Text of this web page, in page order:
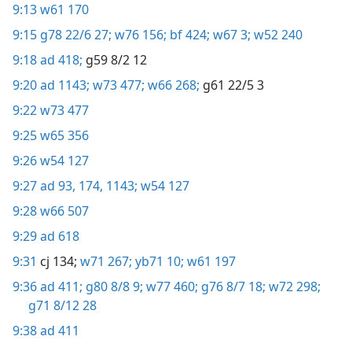
9:13w61 170
9:15 g78 22/6 27; w76 156; bf 424; w67 3; w52 240
9:18ad 418; g59 8/2 12
9:20ad 1143; w73 477; w66 268; g61 22/5 3
9:22w73 477
9:25w65 356
9:26w54 127
9:27ad 93, 174, 1143; w54 127
9:28w66 507
9:29ad 618
9:31 cj 134; w71 267; yb71 10; w61 197
9:36ad 411; g80 8/8 9; w77 460; g76 8/7 18; w72 298;
g71 8/12 28
9:38ad 411